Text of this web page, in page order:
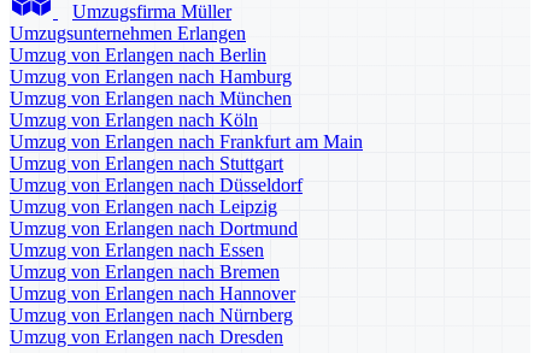
Umzugsfirma Müller
Umzugsunternehmen Erlangen
Umzug von Erlangen nach Berlin
Umzug von Erlangen nach Hamburg
Umzug von Erlangen nach München
Umzug von Erlangen nach Köln
Umzug von Erlangen nach Frankfurt am Main
Umzug von Erlangen nach Stuttgart
Umzug von Erlangen nach Düsseldorf
Umzug von Erlangen nach Leipzig
Umzug von Erlangen nach Dortmund
Umzug von Erlangen nach Essen
Umzug von Erlangen nach Bremen
Umzug von Erlangen nach Hannover
Umzug von Erlangen nach Nürnberg
Umzug von Erlangen nach Dresden